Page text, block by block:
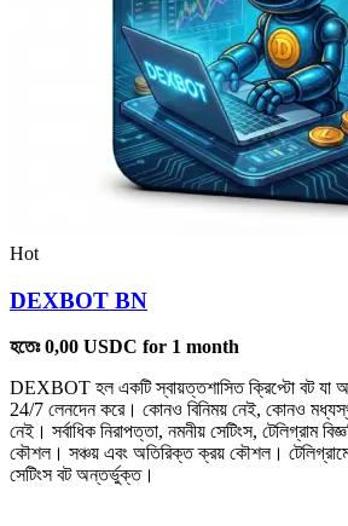
Hot
DEXBOT BN
হতেঃ0,00 USDC for 1 month
DEXBOT হল একটি স্বায়ত্তশাসিত ক্রিপ্টো বট যা
24/7 লেনদেন করে। কোনও বিনিময় নেই, কোনও
নেই। সর্বাধিক নিরাপত্তা, নমনীয় সেটিংস, টেলিগ্রাম
কৌশল। সঞ্চয় এবং অতিরিক্ত ক্রয় কৌশল।
সেটিংস বট অন্তর্ভুক্ত।